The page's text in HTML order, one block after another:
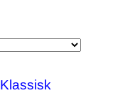
Klassisk